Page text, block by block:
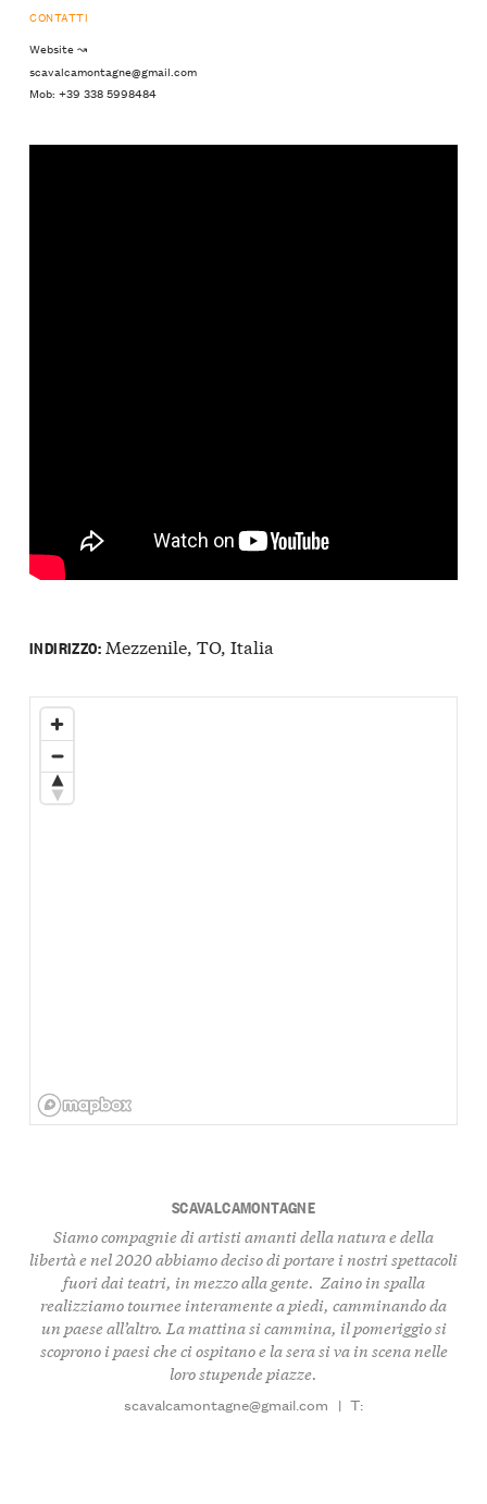
CONTATTI
Website ↝
scavalcamontagne@gmail.com
Mob: +39 338 5998484
INDIRIZZO:Mezzenile, TO, Italia
SCAVALCAMONTAGNE
Siamo compagnie di artisti amanti della natura e della
libertà e nel 2020 abbiamo deciso di portare i nostri spettacoli
fuori dai teatri, in mezzo alla gente. Zaino in spalla
realizziamo tournee interamente a piedi, camminando da
un paese all’altro. La mattina si cammina, il pomeriggio si
scoprono i paesi che ci ospitano e la sera si va in scena nelle
loro stupende piazze.
scavalcamontagne@gmail.com | T: